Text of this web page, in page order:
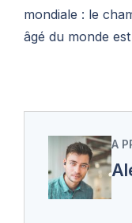
mondiale : le
âgé du monde
A